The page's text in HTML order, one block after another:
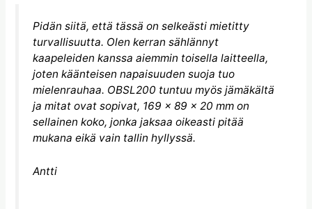
Pidän siitä, että tässä on selkeästi mietitty
turvallisuutta. Olen kerran sählännyt
kaapeleiden kanssa aiemmin toisella laitteella,
joten käänteisen napaisuuden suoja tuo
mielenrauhaa. OBSL200 tuntuu myös jämäkältä
ja mitat ovat sopivat, 169 × 89 × 20 mm on
sellainen koko, jonka jaksaa oikeasti pitää
mukana eikä vain tallin hyllyssä.
Antti